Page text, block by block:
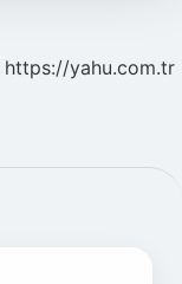
https://yahu.com.tr